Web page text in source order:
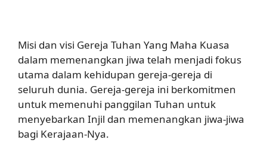
Misi dan visi Gereja Tuhan Yang Maha Kuasa
dalam memenangkan jiwa telah menjadi fokus
utama dalam kehidupan gereja-gereja di
seluruh dunia. Gereja-gereja ini berkomitmen
untuk memenuhi panggilan Tuhan untuk
menyebarkan Injil dan memenangkan jiwa-jiwa
bagi Kerajaan-Nya.